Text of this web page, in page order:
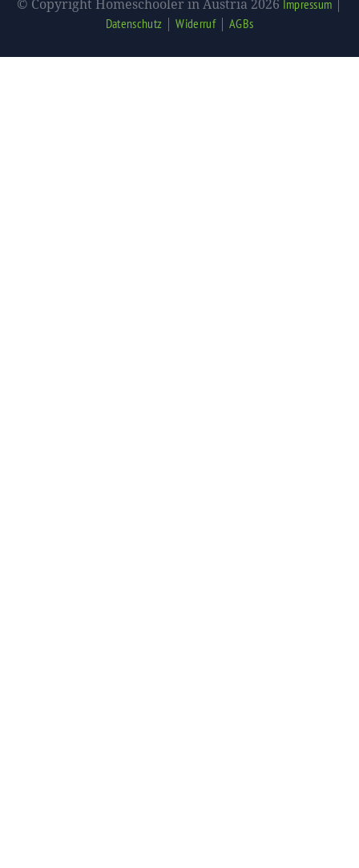
© Copyright Homeschooler in Austria 2026 Impressum |
Datenschutz |Widerruf| AGBs